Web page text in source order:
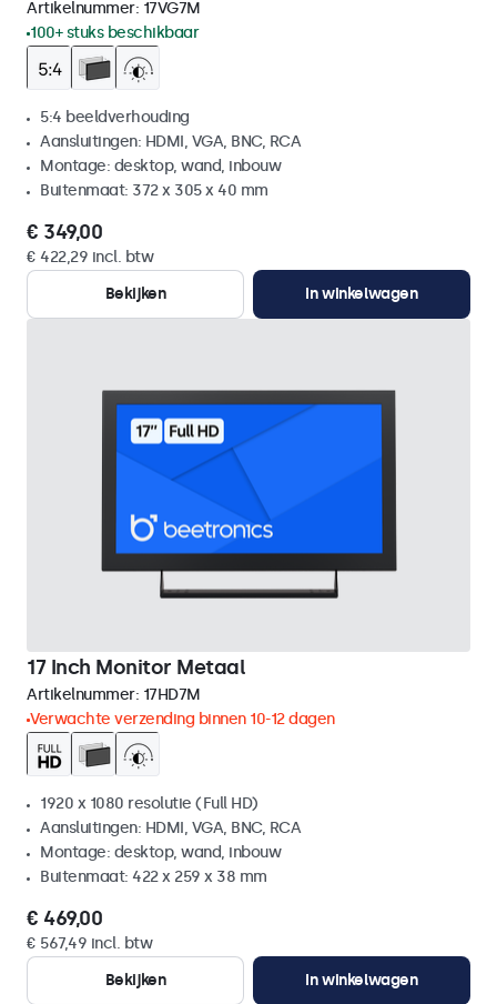
Artikelnummer: 17VG7M
100+ stuks beschikbaar
5:4 beeldverhouding
Aansluitingen: HDMI, VGA, BNC, RCA
Montage: desktop, wand, inbouw
Buitenmaat: 372 x 305 x 40 mm
€ 349,00
€ 422,29 incl. btw
Bekijken
In winkelwagen
17 Inch Monitor Metaal
Artikelnummer: 17HD7M
Verwachte verzending binnen 10-12 dagen
1920 x 1080 resolutie (Full HD)
Aansluitingen: HDMI, VGA, BNC, RCA
Montage: desktop, wand, inbouw
Buitenmaat: 422 x 259 x 38 mm
€ 469,00
€ 567,49 incl. btw
Bekijken
In winkelwagen